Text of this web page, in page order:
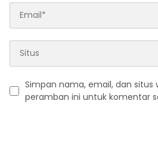
Simpan nama, email, dan situs
peramban ini untuk komentar